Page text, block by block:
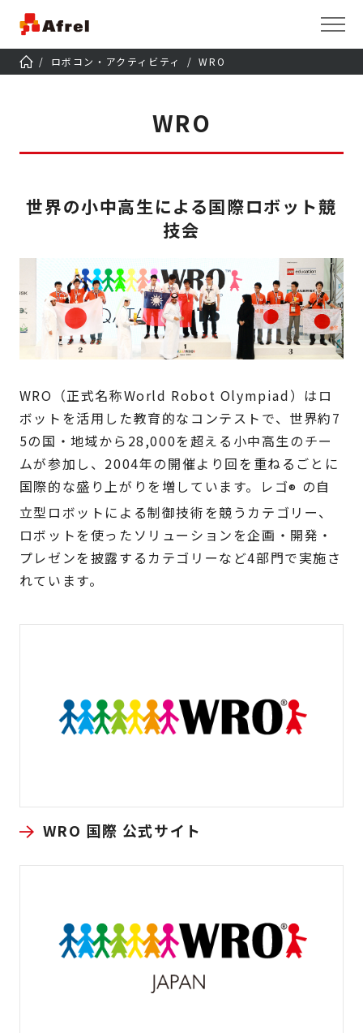
ロボコン・アクティビティ WRO
WRO
世界の小中高生による国際ロボット競
技会
WRO（正式名称World Robot Olympiad）はロ
ボットを活用した教育的なコンテストで、世界約7
5の国・地域から28,000を超える小中高生のチー
ムが参加し、2004年の開催より回を重ねるごとに
国際的な盛り上がりを増しています。レゴ® の自
立型ロボットによる制御技術を競うカテゴリー、
ロボットを使ったソリューションを企画・開発・
プレゼンを披露するカテゴリーなど4部門で実施さ
れています。
WRO 国際 公式サイト